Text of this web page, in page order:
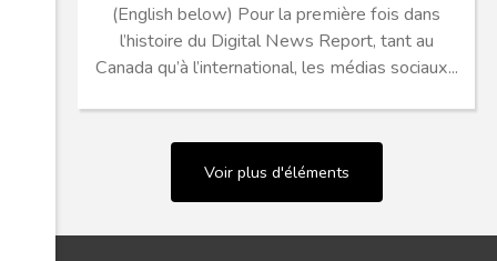
(English below) Pour la première fois dans
l’histoire du Digital News Report, tant au
Canada qu’à l’international, les médias sociaux...
Voir plus d'éléments